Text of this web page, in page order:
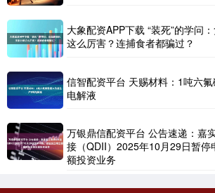
大象配资APP下载 “装死”的学问
这么厉害？连捕食者都骗过？
信智配资平台 天赐材料：1吨六
电解液
万银鼎信配资平台 公告速递：嘉
接（QDII）2025年10月29日暂停
额投资业务